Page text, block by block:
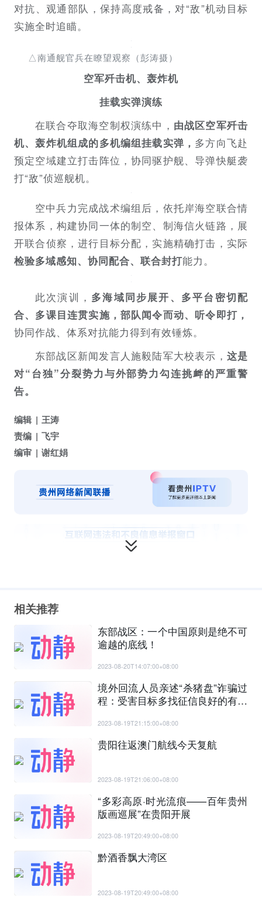
对抗、观通部队，保持高度戒备，对“敌”机动目标
实施全时追瞄。
△南通舰官兵在瞭望观察（彭涛摄）
空军歼击机、轰炸机
挂载实弹演练
在联合夺取海空制权演练中， 由战区空军歼击
机、轰炸机组成的多机编组挂载实弹， 多方向飞赴
预定空域建立打击阵位，协同驱护舰、导弹快艇袭
打“敌”侦巡舰机。
空中兵力完成战术编组后，依托岸海空联合情
报体系，构建协同一体的制空、制海信火链路，展
开联合侦察，进行目标分配，实施精确打击，实际
检验多域感知、协同配合、联合封打能力。
此次演训， 多海域同步展开、多平台密切配
合、多课目连贯实施，部队闻令而动、听令即打，
协同作战、体系对抗能力得到有效锤炼。
东部战区新闻发言人施毅陆军大校表示， 这是
对“台独”分裂势力与外部势力勾连挑衅的严重警
告。
编辑
王涛
责编
飞宇
编审
谢红娟
相关推荐
东部战区：一个中国原则是绝不可
逾越的底线！
2023-08-20T14:07:00+08:00
境外回流人员亲述“杀猪盘”诈骗过
程：受害目标多找征信良好的有编
2023-08-19T21:15:00+08:00
贵阳往返澳门航线今天复航
2023-08-19T21:06:00+08:00
“多彩高原·时光流痕——百年贵州
版画巡展”在贵阳开展
2023-08-19T20:49:00+08:00
黔酒香飘大湾区
2023-08-19T20:49:00+08:00